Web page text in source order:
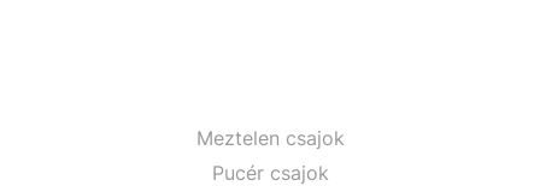
Meztelen csajok
Pucér csajok